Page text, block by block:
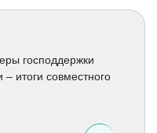
господдержки
итоги совместного